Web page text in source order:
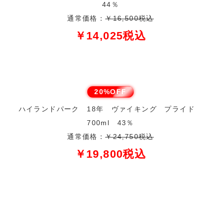
44％
通常価格：￥16,500税込
￥14,025税込
20%OFF
ハイランドパーク 18年 ヴァイキング プライド
700ml 43％
通常価格：￥24,750税込
￥19,800税込